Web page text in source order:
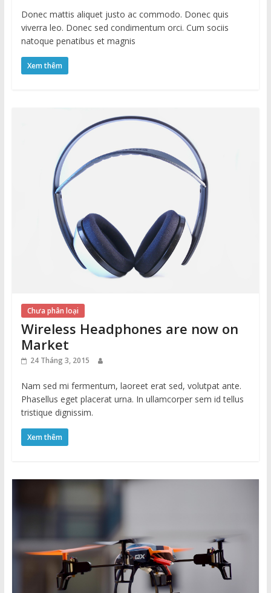
Donec mattis aliquet justo ac commodo. Donec quis
viverra leo. Donec sed condimentum orci. Cum sociis
natoque penatibus et magnis
Xem thêm
Chưa phân loại
Wireless Headphones are now on
Market
24 Tháng 3, 2015
Nam sed mi fermentum, laoreet erat sed, volutpat ante.
Phasellus eget placerat urna. In ullamcorper sem id tellus
tristique dignissim.
Xem thêm